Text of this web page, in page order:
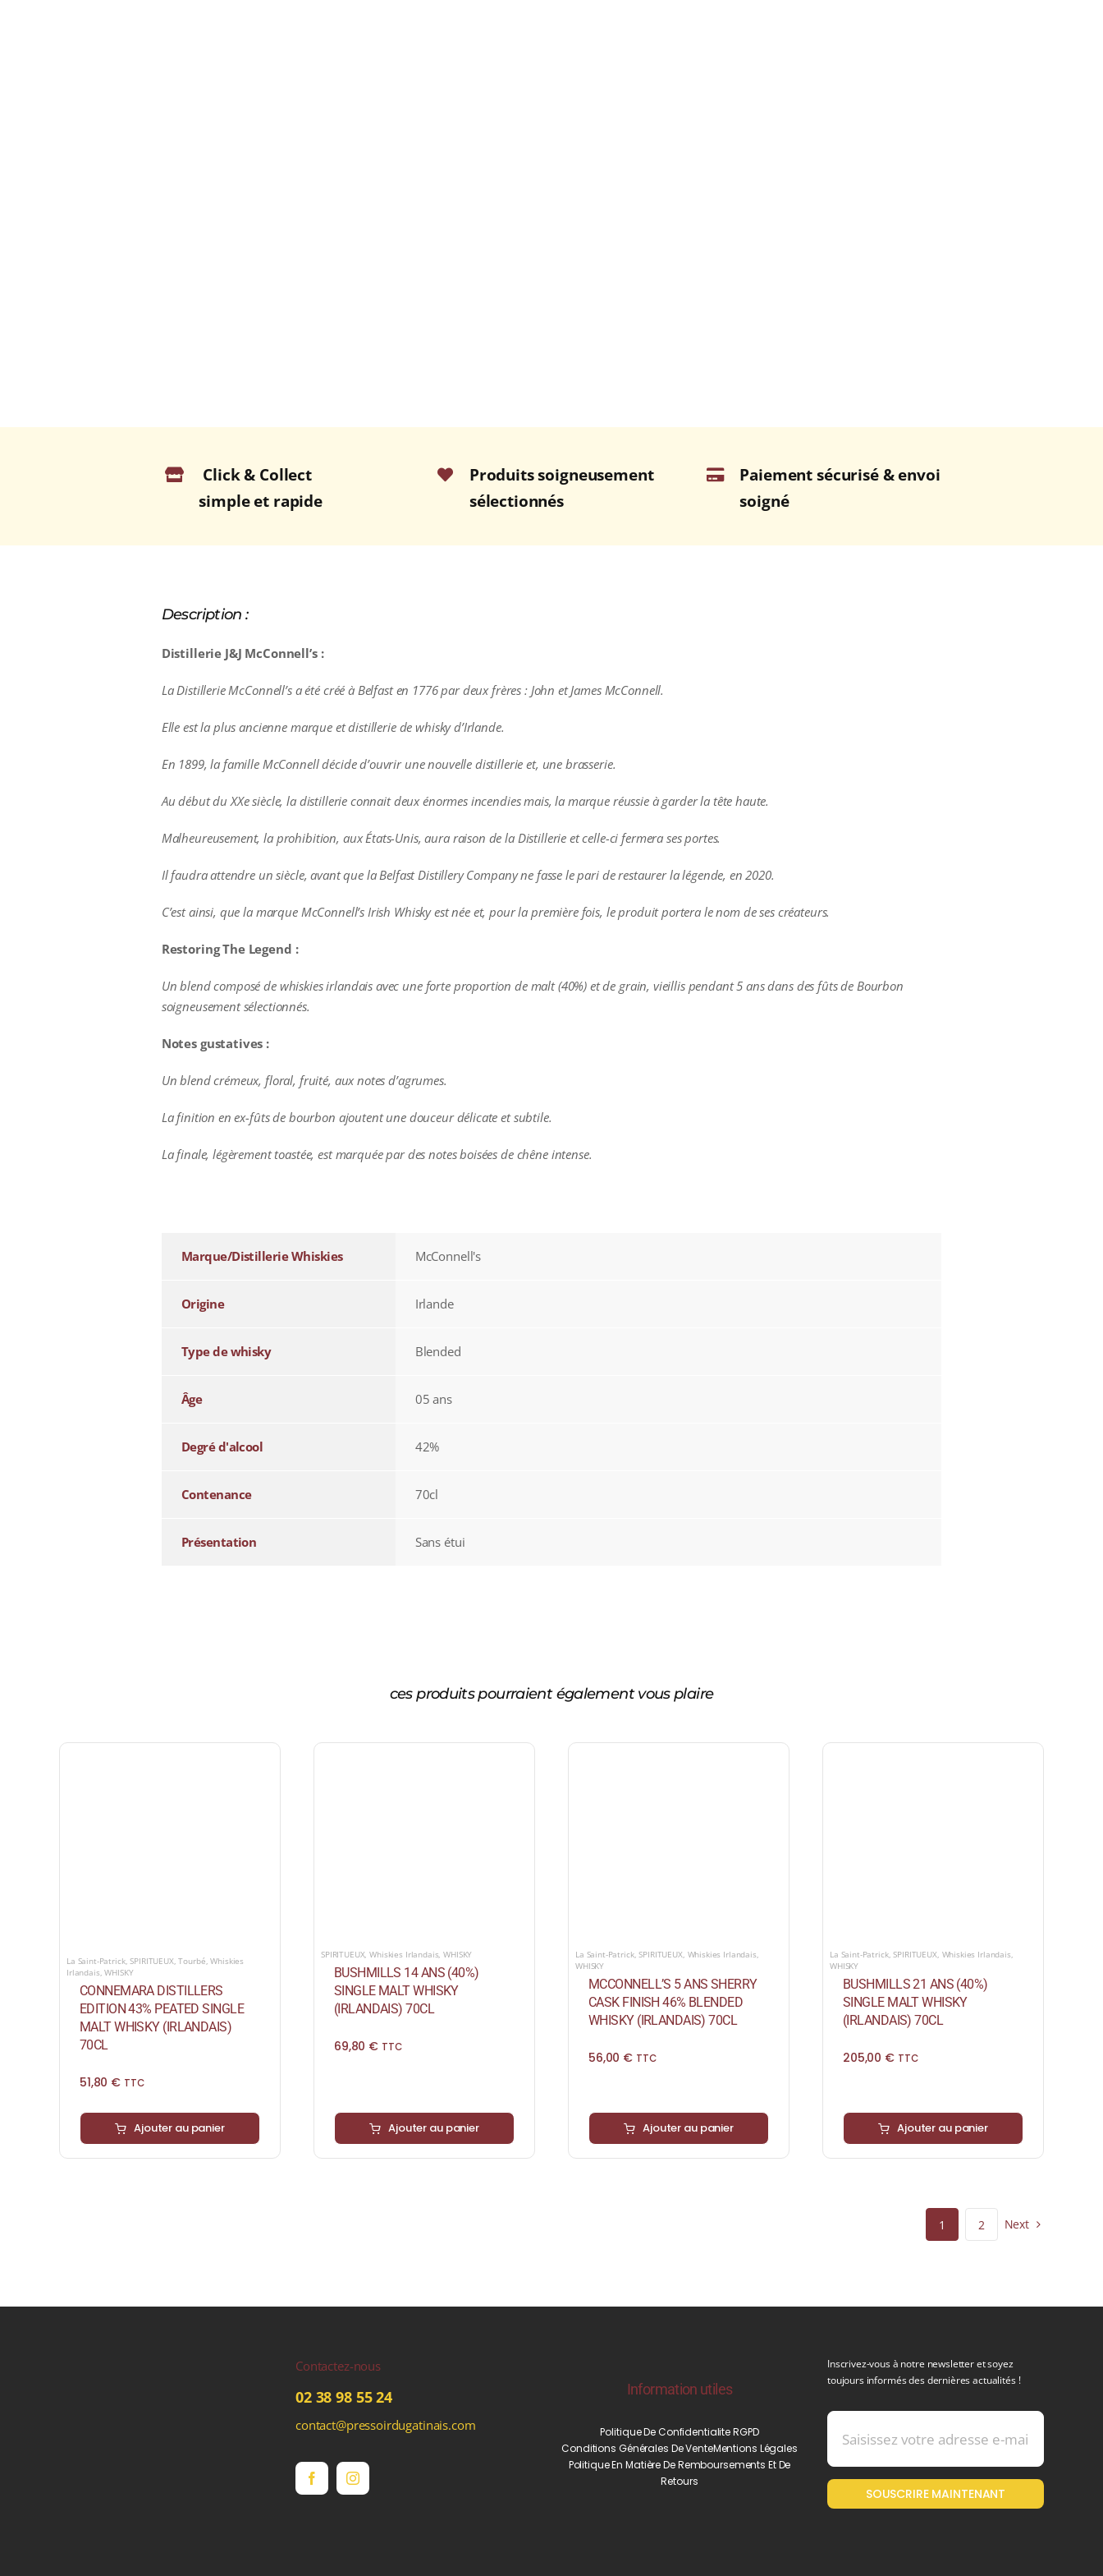
Click & Collect
simple et rapide
Produits soigneusement
sélectionnés
Paiement sécurisé & envoi
soigné
Description :
Distillerie J&J McConnell’s :
La Distillerie McConnell’s a été créé à Belfast en 1776 par deux frères : John et James McConnell.
Elle est la plus ancienne marque et distillerie de whisky d’Irlande.
En 1899, la famille McConnell décide d’ouvrir une nouvelle distillerie et, une brasserie.
Au début du XXe siècle, la distillerie connait deux énormes incendies mais, la marque réussie à garder la tête haute.
Malheureusement, la prohibition, aux États-Unis, aura raison de la Distillerie et celle-ci fermera ses portes.
Il faudra attendre un siècle, avant que la Belfast Distillery Company ne fasse le pari de restaurer la légende, en 2020.
C’est ainsi, que la marque McConnell’s Irish Whisky est née et, pour la première fois, le produit portera le nom de ses créateurs.
Restoring The Legend :
Un blend composé de whiskies irlandais avec une forte proportion de malt (40%) et de grain, vieillis pendant 5 ans dans des fûts de Bourbon
soigneusement sélectionnés.
Notes gustatives :
Un blend crémeux, floral, fruité, aux notes d’agrumes.
La finition en ex-fûts de bourbon ajoutent une douceur délicate et subtile.
La finale, légèrement toastée, est marquée par des notes boisées de chêne intense.
Marque/Distillerie Whiskies McConnell's
Origine Irlande
Type de whisky Blended
Âge 05 ans
Degré d'alcool 42%
Contenance 70cl
Présentation Sans étui
ces produits pourraient également vous plaire
La Saint-Patrick,SPIRITUEUX,Tourbé,Whiskies
Irlandais,WHISKY
CONNEMARA DISTILLERS
EDITION 43% PEATED SINGLE
MALT WHISKY (IRLANDAIS)
70CL
51,80 € TTC
Ajouter au panier
SPIRITUEUX ,Whiskies Irlandais ,WHISKY
BUSHMILLS 14 ANS (40%)
SINGLE MALT WHISKY
(IRLANDAIS) 70CL
69,80 € TTC
Ajouter au panier
La Saint-Patrick,SPIRITUEUX Whiskies Irlandais
WHISKY
MCCONNELL’S 5 ANS SHERRY
CASK FINISH 46% BLENDED
WHISKY (IRLANDAIS) 70CL
56,00 € TTC
Ajouter au panier
La Saint-Patrick,SPIRITUEUX Whiskies Irlandais
WHISKY
BUSHMILLS 21 ANS (40%)
SINGLE MALT WHISKY
(IRLANDAIS) 70CL
205,00 € TTC
Ajouter au panier
1 2 Next
Contactez-nous
02 38 98 55 24
contact@pressoirdugatinais.com
Information utiles
Politique De Confidentialite RGPD
Conditions Générales De VenteMentions Légales
Politique En Matière De Remboursements Et De
Retours
Inscrivez-vous à notre newsletter et soyez
toujours informés des dernières actualités !
SOUSCRIRE MAINTENANT